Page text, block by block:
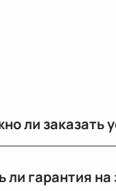
ли заказать
ли гарантия на